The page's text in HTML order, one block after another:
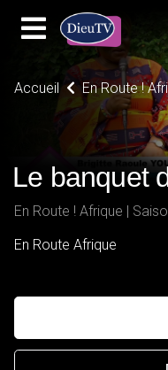
Accueil En Route !
Le banquet
En Route ! Afrique |
En Route Afrique